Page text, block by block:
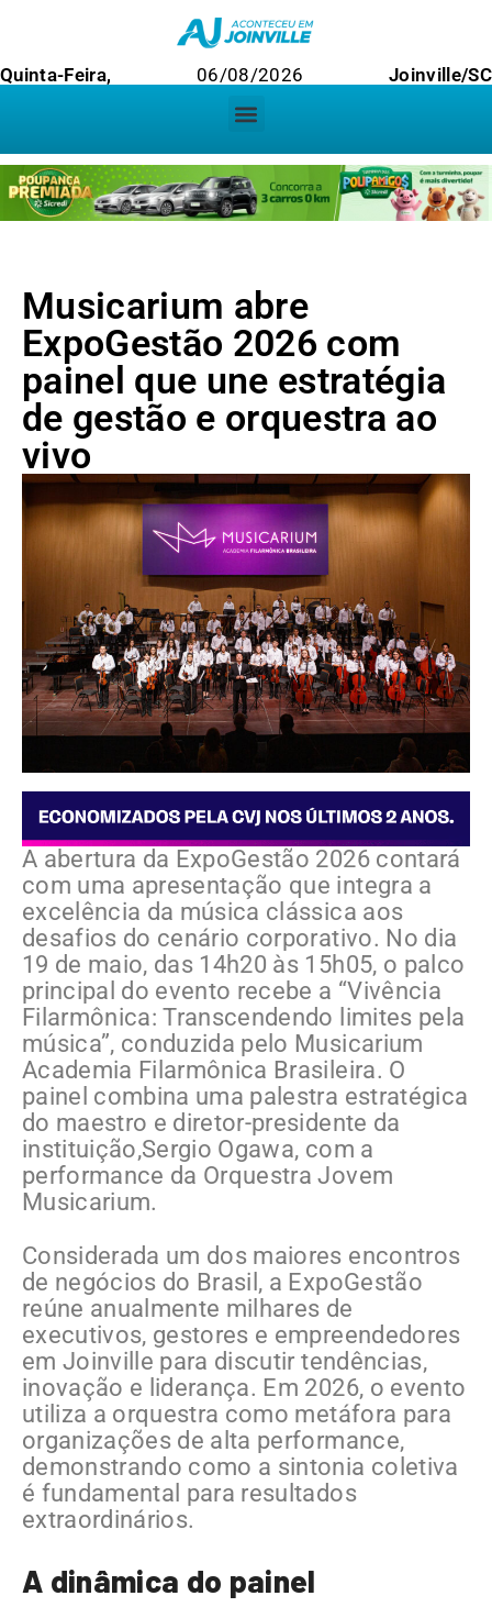
Quinta-Feira, 06/08/2026 Joinville/SC
Musicarium abre
ExpoGestão 2026 com
painel que une estratégia
de gestão e orquestra ao
vivo
A abertura da ExpoGestão 2026 contará
com uma apresentação que integra a
excelência da música clássica aos
desafios do cenário corporativo. No dia
19 de maio, das 14h20 às 15h05, o palco
principal do evento recebe a “Vivência
Filarmônica: Transcendendo limites pela
música”, conduzida pelo Musicarium
Academia Filarmônica Brasileira. O
painel combina uma palestra estratégica
do maestro e diretor-presidente da
instituição,Sergio Ogawa, com a
performance da Orquestra Jovem
Musicarium.
Considerada um dos maiores encontros
de negócios do Brasil, a ExpoGestão
reúne anualmente milhares de
executivos, gestores e empreendedores
em Joinville para discutir tendências,
inovação e liderança. Em 2026, o evento
utiliza a orquestra como metáfora para
organizações de alta performance,
demonstrando como a sintonia coletiva
é fundamental para resultados
extraordinários.
A dinâmica do painel